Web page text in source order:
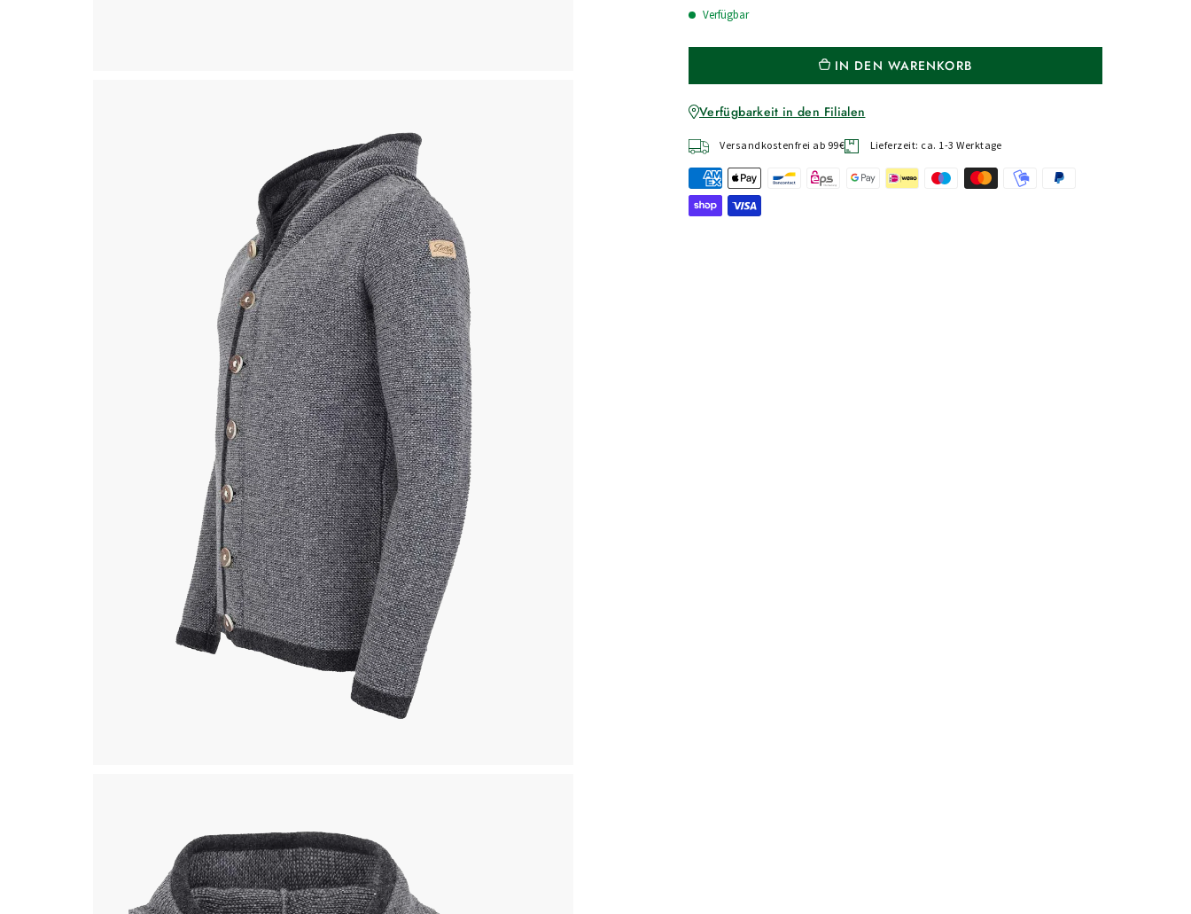
Verfügbar
IN DEN WARENKORB
Verfügbarkeit in den Filialen
Versandkostenfrei ab 99€ Lieferzeit: ca. 1-3 Werktage